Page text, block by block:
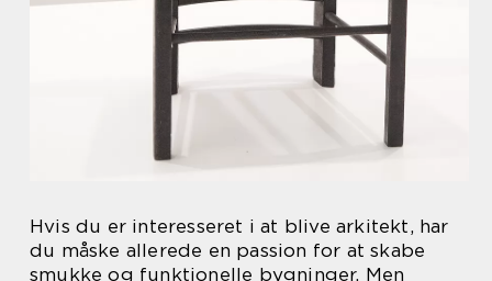
Hvis du er interesseret i at blive arkitekt, har
du måske allerede en passion for at skabe
smukke og funktionelle bygninger. Men